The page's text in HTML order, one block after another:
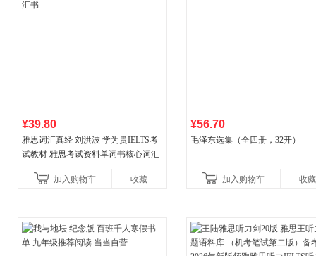
¥39.80
雅思词汇真经 刘洪波 学为贵IELTS考
试教材 雅思考试资料单词书核心词汇
加入购物车
收藏
¥56.70
毛泽东选集（全四册，32开）
加入购物车 收藏